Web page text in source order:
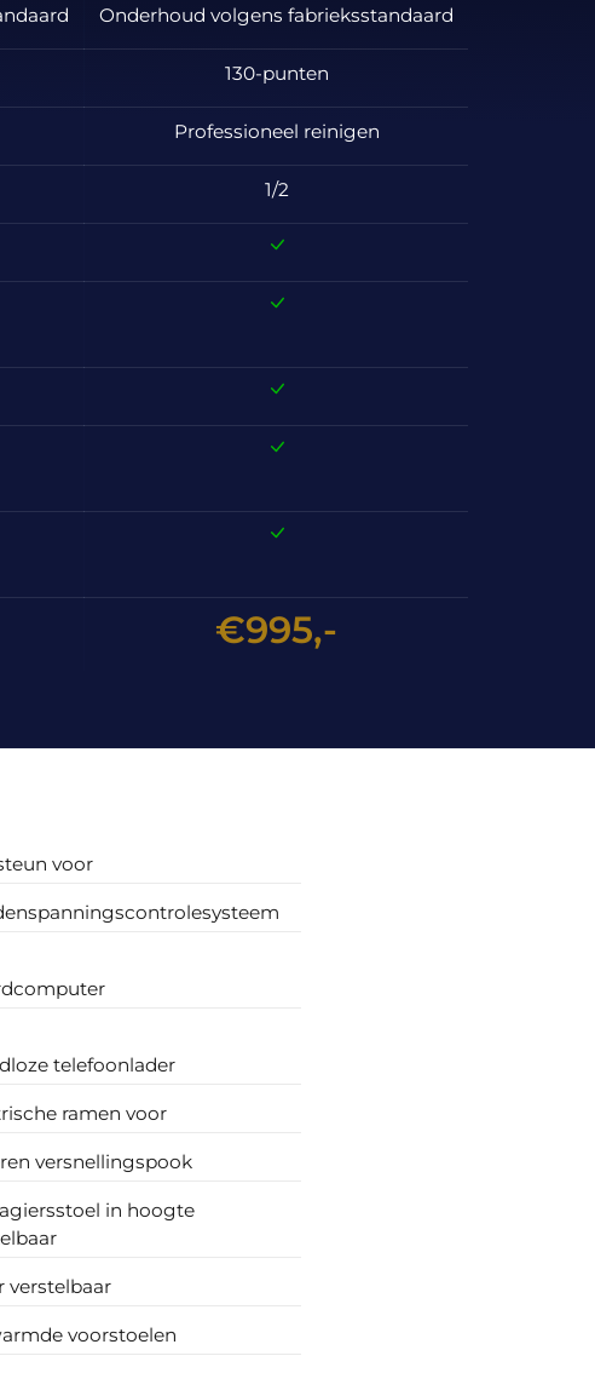
Onderhoud volgens fabrieksstandaard
130-punten
Professioneel reinigen
1/2
€995,-
voor
telefoonlader
ramen voor
versnellingspook
in hoogte
verstelbaar
voorstoelen